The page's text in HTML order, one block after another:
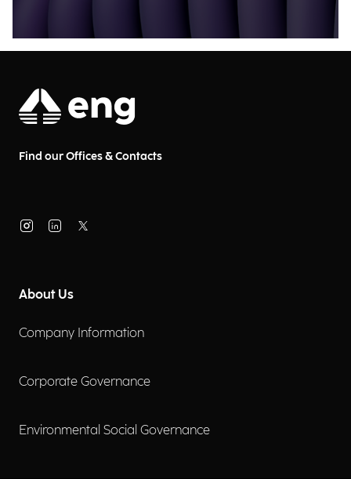
Find our Offices & Contacts
About Us
Company Information
Corporate Governance
Environmental Social Governance